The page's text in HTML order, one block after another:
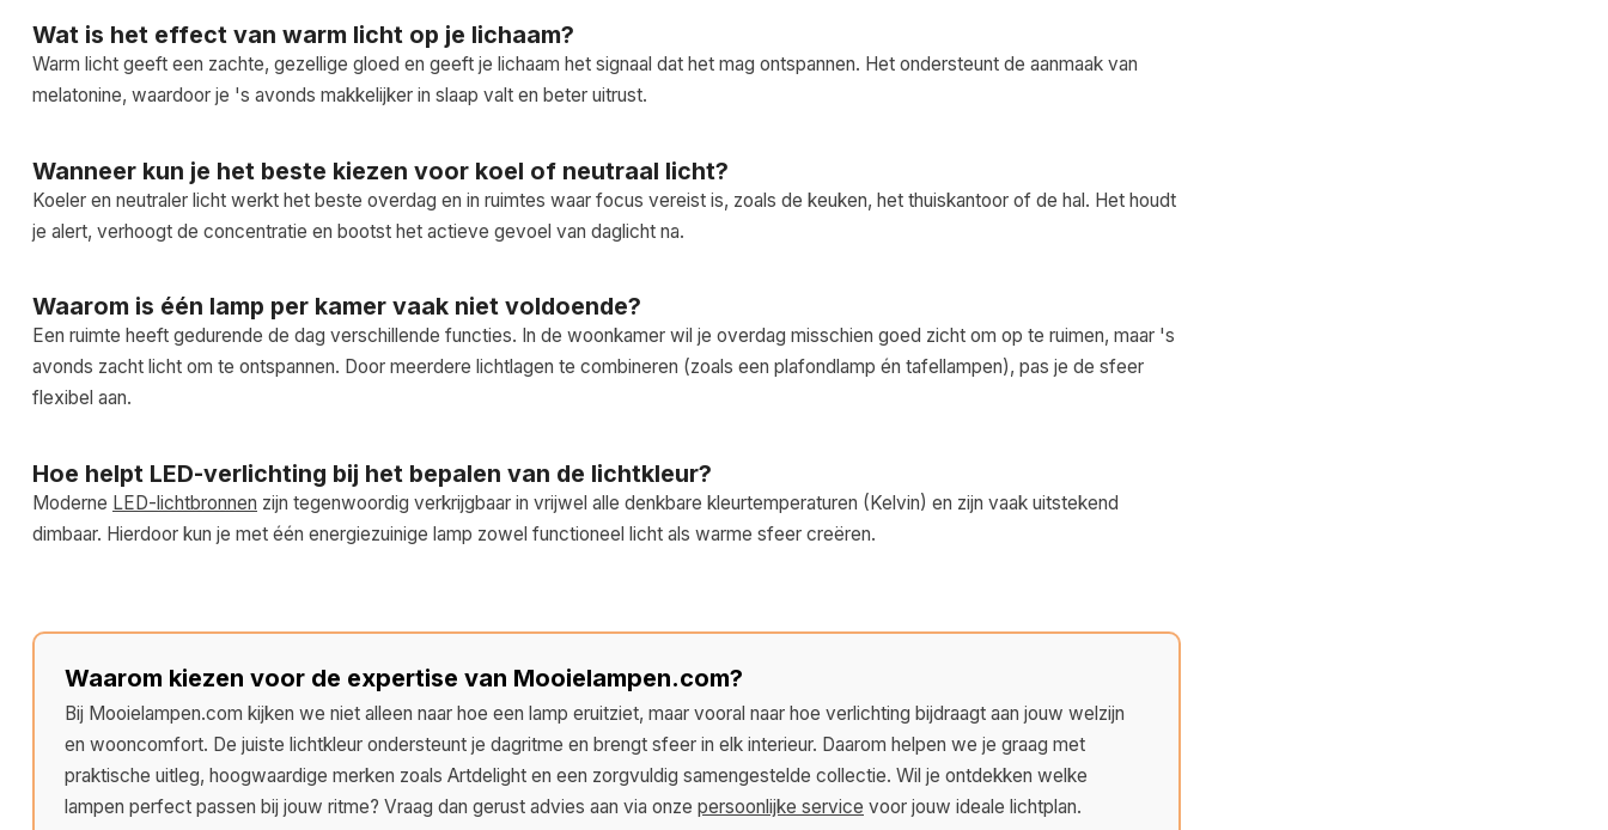
Wat is het effect van warm licht op je lichaam?
Warm licht geeft een zachte, gezellige gloed en geeft je lichaam het signaal dat het mag ontspannen. Het ondersteunt de aanmaak van
melatonine, waardoor je 's avonds makkelijker in slaap valt en beter uitrust.
Wanneer kun je het beste kiezen voor koel of neutraal licht?
Koeler en neutraler licht werkt het beste overdag en in ruimtes waar focus vereist is, zoals de keuken, het thuiskantoor of de hal. Het houdt
je alert, verhoogt de concentratie en bootst het actieve gevoel van daglicht na.
Waarom is één lamp per kamer vaak niet voldoende?
Een ruimte heeft gedurende de dag verschillende functies. In de woonkamer wil je overdag misschien goed zicht om op te ruimen, maar 's
avonds zacht licht om te ontspannen. Door meerdere lichtlagen te combineren (zoals een plafondlamp én tafellampen), pas je de sfeer
flexibel aan.
Hoe helpt LED-verlichting bij het bepalen van de lichtkleur?
Moderne LED-lichtbronnen zijn tegenwoordig verkrijgbaar in vrijwel alle denkbare kleurtemperaturen (Kelvin) en zijn vaak uitstekend
dimbaar. Hierdoor kun je met één energiezuinige lamp zowel functioneel licht als warme sfeer creëren.
Waarom kiezen voor de expertise van Mooielampen.com?
Bij Mooielampen.com kijken we niet alleen naar hoe een lamp eruitziet, maar vooral naar hoe verlichting bijdraagt aan jouw welzijn
en wooncomfort. De juiste lichtkleur ondersteunt je dagritme en brengt sfeer in elk interieur. Daarom helpen we je graag met
praktische uitleg, hoogwaardige merken zoals Artdelight en een zorgvuldig samengestelde collectie. Wil je ontdekken welke
lampen perfect passen bij jouw ritme? Vraag dan gerust advies aan via onze persoonlijke service voor jouw ideale lichtplan.